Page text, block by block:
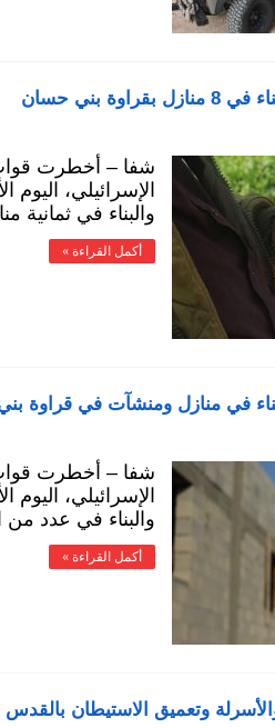
بني حسان
شفا – أخطرت قوات
الإسرائيلي، اليوم
والبناء في ثمانية
أكمل القراءة »
في منازل ومنشآت في قراوة
شفا – أخطرت قوات
الإسرائيلي، اليوم
والبناء في عدد من
أكمل القراءة »
وتعميق الاستيطان بالقدس